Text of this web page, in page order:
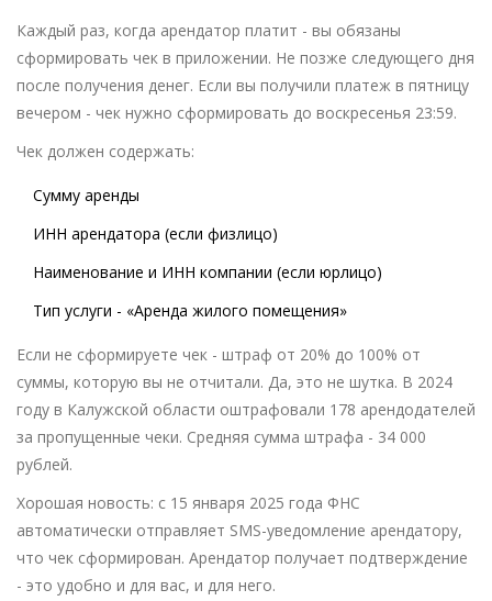
Каждый раз, когда арендатор платит - вы обязаны
сформировать чек в приложении. Не позже следующего дня
после получения денег. Если вы получили платеж в пятницу
вечером - чек нужно сформировать до воскресенья 23:59.
Чек должен содержать:
Сумму аренды
ИНН арендатора (если физлицо)
Наименование и ИНН компании (если юрлицо)
Тип услуги - «Аренда жилого помещения»
Если не сформируете чек - штраф от 20% до 100% от
суммы, которую вы не отчитали. Да, это не шутка. В 2024
году в Калужской области оштрафовали 178 арендодателей
за пропущенные чеки. Средняя сумма штрафа - 34 000
рублей.
Хорошая новость: с 15 января 2025 года ФНС
автоматически отправляет SMS-уведомление арендатору,
что чек сформирован. Арендатор получает подтверждение
- это удобно и для вас, и для него.